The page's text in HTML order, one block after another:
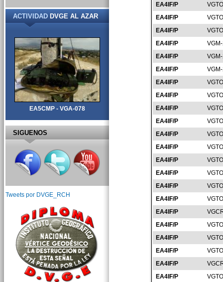
EA4IF/P
EA4IF/P
EA4IF/P
EA4IF/P
EA4IF/P
EA4IF/P
EA4IF/P
EA4IF/P
EA4IF/P
EA4IF/P
EA4IF/P
EA4IF/P
EA4IF/P
EA4IF/P
EA4IF/P
EA4IF/P
EA4IF/P
EA4IF/P
EA4IF/P
EA4IF/P
EA4IF/P
EA4IF/P
ACTIVIDADDVGE AL AZAR
EA5CMP - VGA-078
SIGUENOS
Tweets por DVGE_RCH